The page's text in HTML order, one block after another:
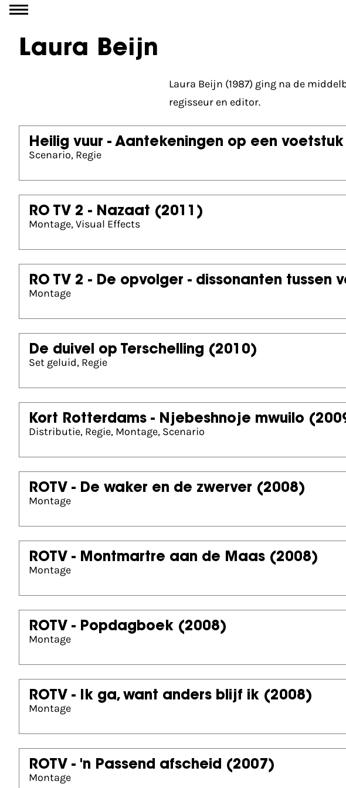
Ga naar inhoud
Laura Beijn
Laura Beijn (1987) ging na de
regisseur en editor.
Heilig vuur - Aantekeningen op een voetstuk
Scenario, Regie
RO TV 2 - Nazaat (2011)
Montage, Visual Effects
RO TV 2 - De opvolger - dissonanten tussen
Montage
De duivel op Terschelling (2010)
Set geluid, Regie
Kort Rotterdams - Njebeshnoje mwuilo
Distributie, Regie, Montage, Scenario
ROTV - De waker en de zwerver (2008)
Montage
ROTV - Montmartre aan de Maas (2008)
Montage
ROTV - Popdagboek (2008)
Montage
ROTV - Ik ga, want anders blijf ik (2008)
Montage
ROTV - 'n Passend afscheid (2007)
Montage